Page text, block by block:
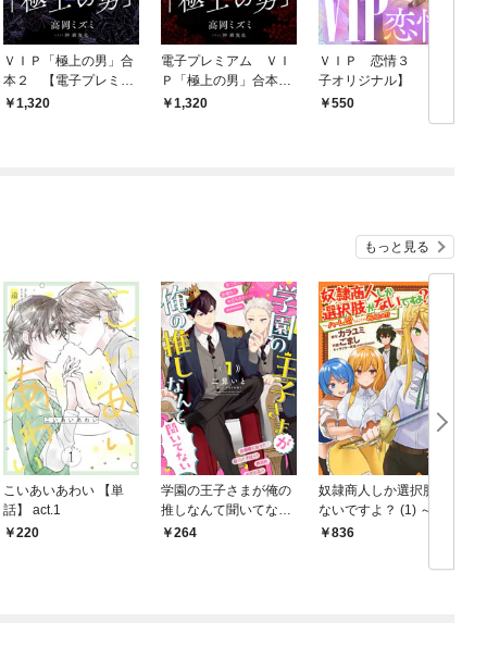
ＶＩＰ「極上の男」合
本２ 【電子プレミア
ム】1,320
電子プレミアム ＶＩ
Ｐ「極上の男」合本
１ 【電子特典付き】
1,320
ＶＩＰ 恋情３ 【電
子オリジナル】
550
もっと見る
こいあいあわい 【単
話】 act.1
220
学園の王子さまが俺の
推しなんて聞いてない
【単話】 1話
264
奴隷商人しか選択肢が
ないですよ？ (1) ～ハ
ーレム？なにそれおい
836